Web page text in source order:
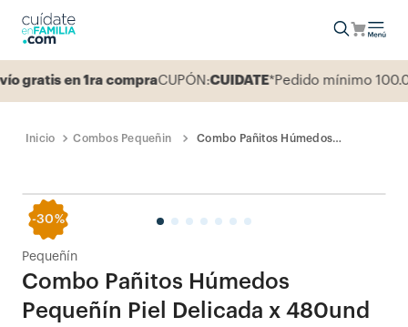
en 1ra compraCUPÓN:CUIDATE*Pedido mínimo 100.000
Combos Pequeñin
Combo Pañitos Húmedos
-30%
Pequeñín
Combo Pañitos Húmedos
Pequeñín Piel Delicada x 480und